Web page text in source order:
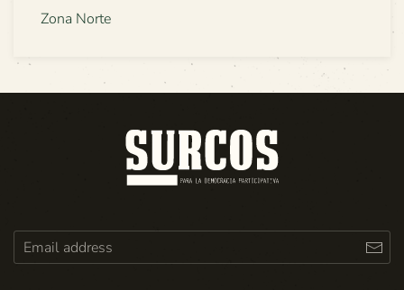
Zona Norte